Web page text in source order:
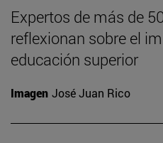
Expertos de más de
reflexionan sobre el
educación superior
Imagen José Juan Rico